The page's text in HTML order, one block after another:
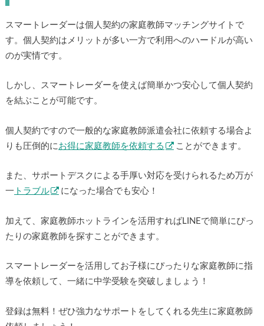
スマートレーダーは個人契約の家庭教師マッチングサイトで
す。個人契約はメリットが多い一方で利用へのハードルが高い
のが実情です。
しかし、スマートレーダーを使えば簡単かつ安心して個人契約
を結ぶことが可能です。
個人契約ですので一般的な家庭教師派遣会社に依頼する場合よ
りも圧倒的に お得に家庭教師を依頼する ことができます。
また、サポートデスクによる手厚い対応を受けられるため万が
一 トラブル になった場合でも安心！
加えて、家庭教師ホットラインを活用すればLINEで簡単にぴっ
たりの家庭教師を探すことができます。
スマートレーダーを活用してお子様にぴったりな家庭教師に指
導を依頼して、一緒に中学受験を突破しましょう！
登録は無料！ぜひ強力なサポートをしてくれる先生に家庭教師